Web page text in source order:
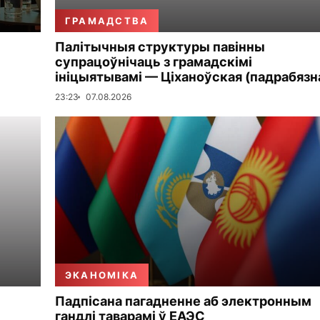
ГРАМАДСТВА
Палітычныя структуры павінны
супрацоўнічаць з грамадскімі
ініцыятывамі — Ціханоўская
23:23 07.08.2026
ЭКАНОМІКА
Падпісана пагадненне аб электронным
гандлі таварамі ў ЕАЭС